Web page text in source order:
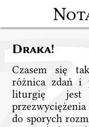
Draka!
Czasem się
różnica zdań i
liturgię
do sporych